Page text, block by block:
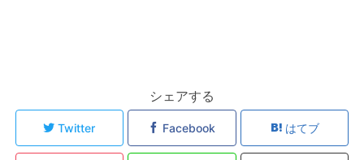
シェアする
Twitter Facebook はてブ